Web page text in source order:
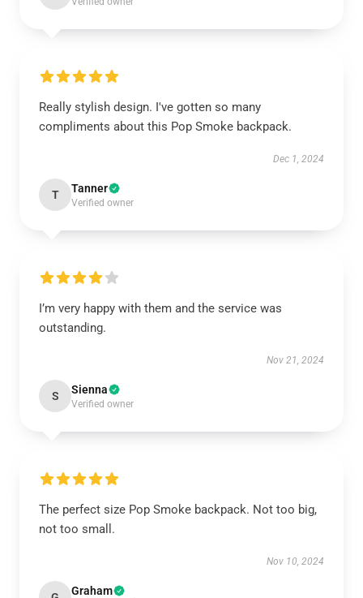
Really stylish design. I've gotten so many
compliments about this Pop Smoke backpack.
Dec 1, 2024
T Tanner
Verified owner
I’m very happy with them and the service was
outstanding.
Nov 21, 2024
S Sienna
Verified owner
The perfect size Pop Smoke backpack. Not too big,
not too small.
Nov 10, 2024
Graham